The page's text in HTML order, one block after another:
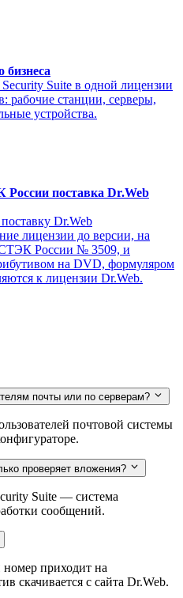
бизнеса
Suite в одной лицензии
рабочие станции, серверы,
устройства.
поставка Dr.Web
Dr.Web
лицензии до версии, на
России № 3509, и
на DVD, формуляром
к лицензии Dr.Web.
почты или по серверам?
почтовой системы
проверяет вложения?
Suite — система
сообщений.
приходит на
скачивается с сайта Dr.Web.